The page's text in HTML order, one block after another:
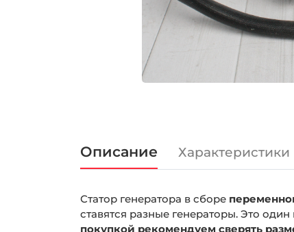
Описание Характеристики
Статор генератора в сборе
ставятся разные генераторы. Это
покупкой рекомендуем сверять